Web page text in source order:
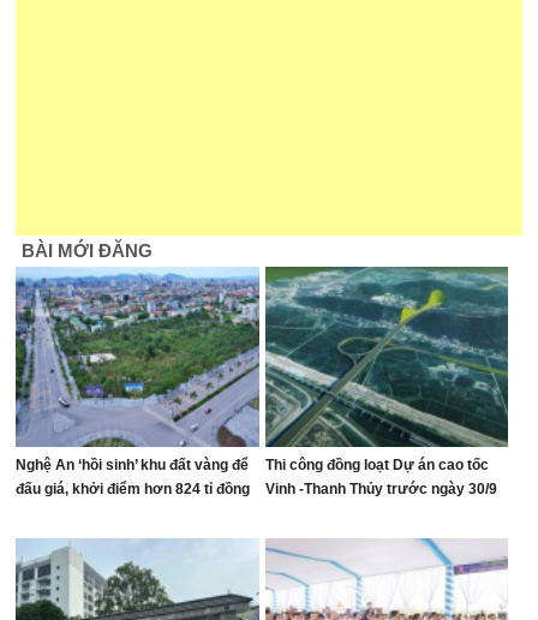
BÀI MỚI ĐĂNG
Nghệ An ‘hồi sinh’ khu đất vàng để
đấu giá, khởi điểm hơn 824 tỉ đồng
Thi công đồng loạt Dự án cao tốc
Vinh -Thanh Thủy trước ngày 30/9